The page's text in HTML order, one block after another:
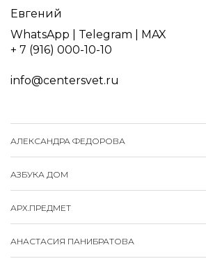
Евгений
WhatsApp
Telegram
MAX
+ 7 (916) 000-10-10
info@centersvet.ru
АЛЕКСАНДРА ФЕДОРОВА
АЗБУКА ДОМ
АРХ.​ПРЕДМЕТ
АНАСТАСИЯ ПАНИБРАТОВА